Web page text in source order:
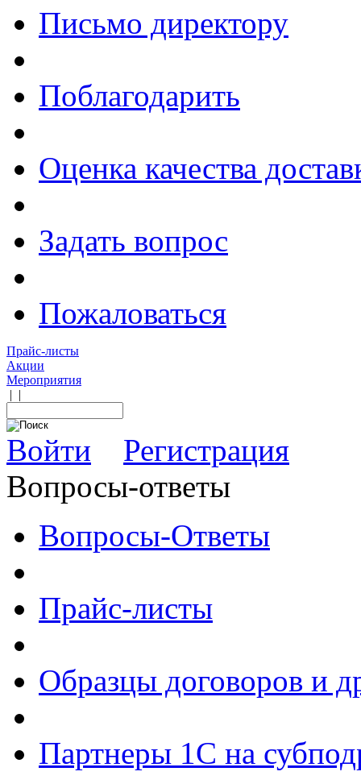
Письмо директору
Поблагодарить
Оценка качества
Задать вопрос
Пожаловаться
Прайс-листы
Акции
Мероприятия
| |
Войти
Регистрация
Вопросы-ответы
Вопросы-Ответы
Прайс-листы
Образцы договоров и
Партнеры 1С на